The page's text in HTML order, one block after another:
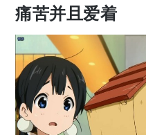
痛苦并且爱着